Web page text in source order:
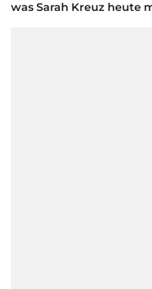
was Sarah Kreuz heute